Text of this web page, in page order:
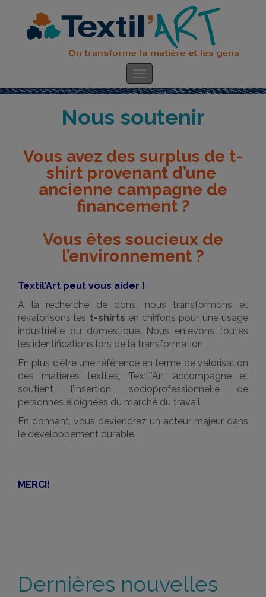
Nous soutenir
Vous avez des surplus de t-
shirt provenant d’une
ancienne campagne de
financement ?
Vous êtes soucieux de
l’environnement ?
Textil’Art peut vous aider !
À la recherche de dons, nous transformons et
revalorisons les t-shirts en chiffons pour une usage
industrielle ou domestique. Nous enlevons toutes
les identifications lors de la transformation.
En plus d’être une référence en terme de valorisation
des matières textiles, Textil’Art accompagne et
soutient l’insertion socioprofessionnelle de
personnes éloignées du marché du travail.
En donnant, vous deviendrez un acteur majeur dans
le développement durable.
MERCI!
Dernières nouvelles